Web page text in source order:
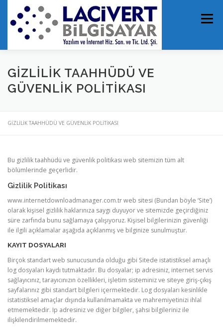
Menü
ANASAYFA HABERLER SATIN AL
GİZLİLİK TAAHHÜDÜ VE
GÜVENLİK POLİTİKASI
GİZLİLİK TAAHHÜDÜ VE GÜVENLİK POLİTİKASI
Bu gizlilik taahhüdü ve güvenlik politikası web sitemizin tüm alt
bölümlerinde geçerlidir.
Gizlilik Politikası
www.internetdownloadmanager.com.tr web sitesi (Bundan böyle ‘Site’)
olarak kişisel gizlilik haklarınıza saygı duyuyor ve sitemizde geçirdiğiniz
süre zarfında bunu sağlamaya çalışıyoruz. Kişisel bilgilerinizin güvenliği
ile ilgili açıklamalar aşağıda açıklanmış ve bilginize sunulmuştur.
KAYIT DOSYALARI
Birçok standart web sunucusunda olduğu gibi Sitede istatistiksel amaçlı
log dosyaları kaydı tutmaktadır. Bu dosyalar; ip adresiniz, internet servis
sağlayıcınız, tarayıcınızın özellikleri, işletim sisteminiz ve siteye giriş-çıkış
sayfalarınız gibi standart bilgileri içermektedir. Log dosyaları kesinlikle
istatistiksel amaçlar dışında kullanılmamakta ve mahremiyetinizi ihlal
etmemektedir. Ip adresiniz ve diğer bilgiler, şahsi bilgileriniz ile
ilişkilendirilmemektedir.